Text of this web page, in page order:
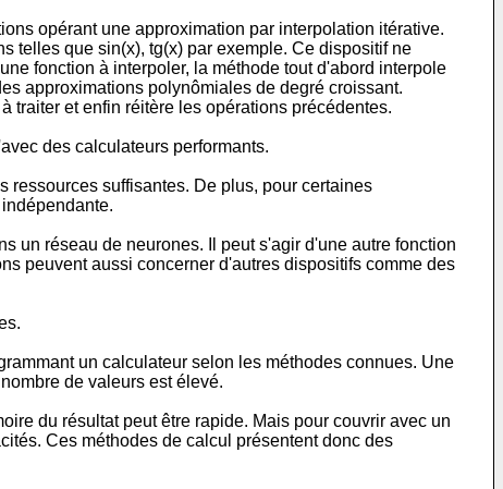
opérant une approximation par interpolation itérative.
telles que sin(x), tg(x) par exemple. Ce dispositif ne
fonction à interpoler, la méthode tout d'abord interpole
approximations polynômiales de degré croissant.
traiter et enfin réitère les opérations précédentes.
des calculateurs performants.
ressources suffisantes. De plus, pour certaines
un réseau de neurones. Il peut s'agir d'une autre fonction
peuvent aussi concerner d'autres dispositifs comme des
un calculateur selon les méthodes connues. Une
de valeurs est élevé.
du résultat peut être rapide. Mais pour couvrir avec un
Ces méthodes de calcul présentent donc des